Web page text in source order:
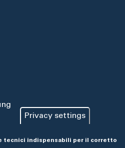
Privacy settings
tecnici indispensabili per il corretto